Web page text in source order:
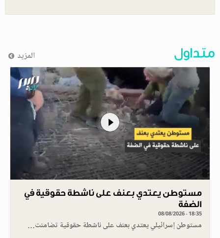
متداول المزيد
مستوطن يعتدي بعنف على ناشطة حقوقية في
الضفة
08/08/2026 - 18:35
مستوطن إسرائيلي يعتدي بعنف على ناشطة حقوقية تضامنت…